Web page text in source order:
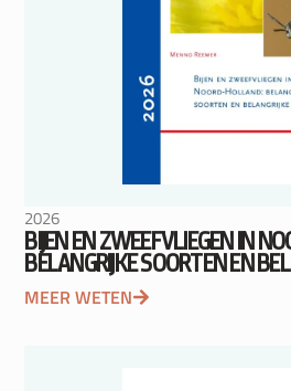
2026
BIJEN EN ZWEEFVLIEGEN IN
BELANGRIJKE SOORTEN EN
MEER WETEN